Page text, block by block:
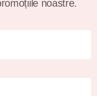
noastre.